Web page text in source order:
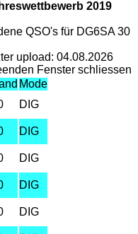
2019
QSO's für DG6SA 30
upload: 04.08.2026
Fenster schliessen
Mode
DIG
DIG
DIG
DIG
DIG